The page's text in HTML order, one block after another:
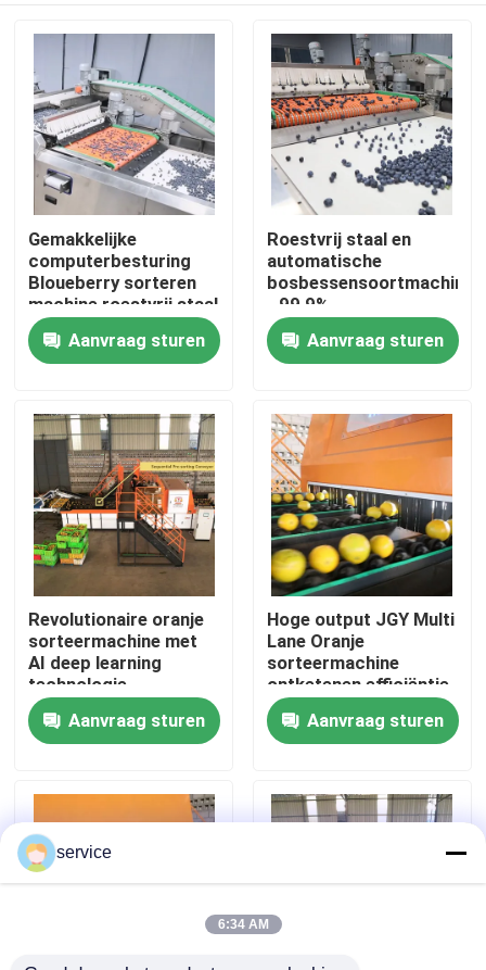
Huis
Videos
VR-show
Ongeveer ons
Fabrieksreis
Contacteer ons
Nieuws
Gemakkelijke
computerbesturing
Bloueberry sorteren
machine roestvrij staal
Aanvraag sturen
Roestvrij staal en
automatische
bosbessensoortmachine
- 99,9%
nauwkeurigheid
Aanvraag sturen
Revolutionaire oranje
sorteermachine met
AI deep learning
technologie
Aanvraag sturen
Hoge output JGY Multi
Lane Oranje
sorteermachine
ontketenen efficiëntie
Aanvraag sturen
service
6:34 AM